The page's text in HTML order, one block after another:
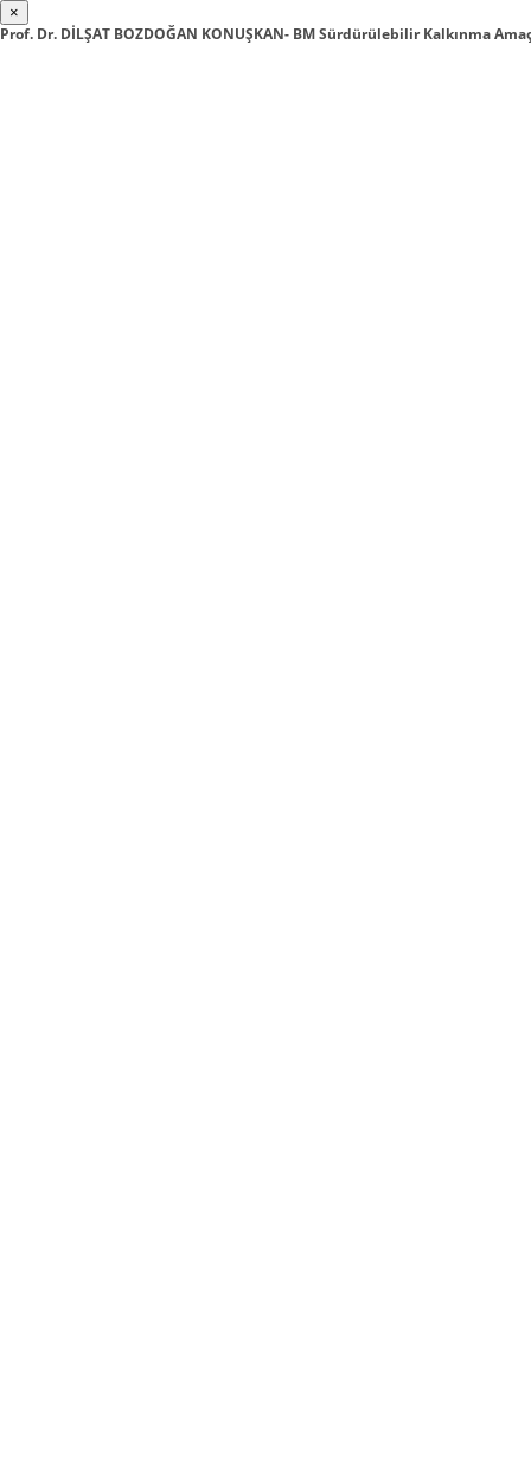
×
Prof. Dr. DİLŞAT BOZDOĞAN KONUŞKAN- BM Sürdürülebilir Kalkınma